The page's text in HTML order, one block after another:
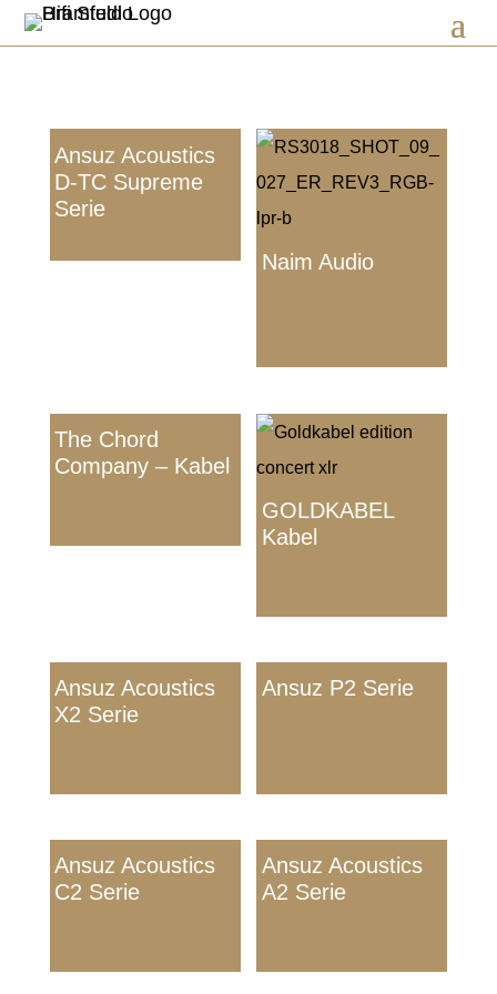
Ansuz Acoustics
D-TC Supreme
Serie
Naim Audio
The Chord
Company – Kabel
GOLDKABEL
Kabel
Ansuz Acoustics
X2 Serie
Ansuz P2 Serie
Ansuz Acoustics
C2 Serie
Ansuz Acoustics
A2 Serie